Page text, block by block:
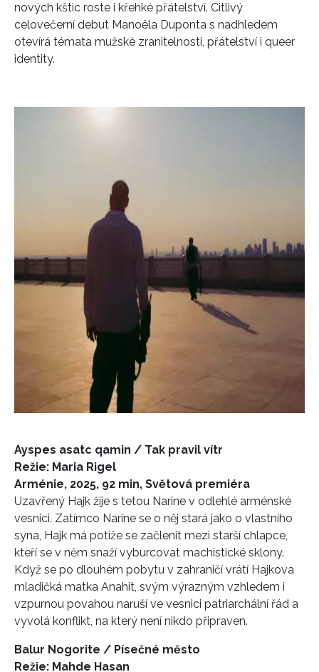
nových kštic roste i křehké přátelství. Citlivý
celovečerní debut Manoëla Duponta s nadhledem
otevírá témata mužské zranitelnosti, přátelství i queer
identity.
Ayspes asatc qamin / Tak pravil vítr
Režie: Maria Rigel
Arménie, 2025, 92 min, Světová premiéra
Uzavřený Hajk žije s tetou Narine v odlehlé arménské
vesnici. Zatímco Narine se o něj stará jako o vlastního
syna, Hajk má potíže se začlenit mezi starší chlapce,
kteří se v něm snaží vyburcovat machistické sklony.
Když se po dlouhém pobytu v zahraničí vrátí Hajkova
mladičká matka Anahit, svým výrazným vzhledem i
vzpurnou povahou naruší ve vesnici patriarchální řád a
vyvolá konflikt, na který není nikdo připraven.
Balur Nogorite / Písečné město
Režie: Mahde Hasan